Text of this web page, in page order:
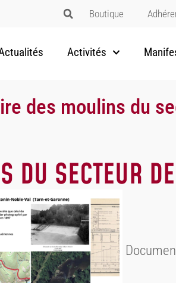
Boutique
Activités
des moulins du
DU SECTEUR